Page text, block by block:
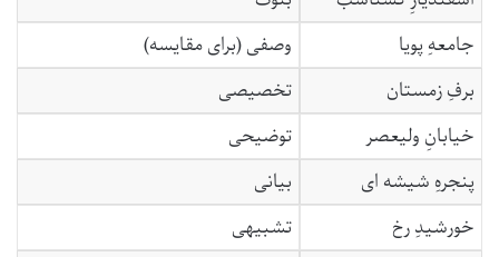
جامعهِ پویا
وصفی (برای مقایسه)
برفِ زمستان
تخصیصی
خیابانِ ولیعصر
توضیحی
پنجرهِ شیشه ای
بیانی
خورشیدِ رخ
تشبیهی